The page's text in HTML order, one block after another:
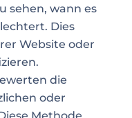
sehen, wann es
Dies
Website oder
die
oder